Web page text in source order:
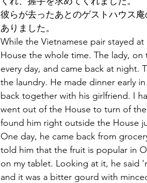
彼らが去ったあとのゲストハウス
ありました。
While the Vietnamese pair stayed
House the whole time. The lady,
every day, and came back at
the laundry. He made dinner early
back together with his girlfriend. I
went out of the House to turn of
found him right outside the House
One day, he came back from
told him that the fruit is popular in
on my tablet. Looking at it, he said
and it was a bitter gourd with